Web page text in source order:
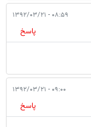
۰۸:۵۹ - ۱۳۹۲/۰۳/۲۱
پاسخ
۰۹:۰۰ - ۱۳۹۲/۰۳/۲۱
پاسخ